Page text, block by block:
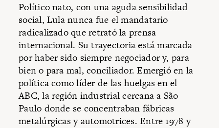
Político nato, con una aguda sensibilidad
social, Lula nunca fue el mandatario
radicalizado que retrató la prensa
internacional. Su trayectoria está marcada
por haber sido siempre negociador y, para
bien o para mal, conciliador. Emergió en la
política como líder de las huelgas en el
ABC, la región industrial cercana a São
Paulo donde se concentraban fábricas
metalúrgicas y automotrices. Entre 1978 y